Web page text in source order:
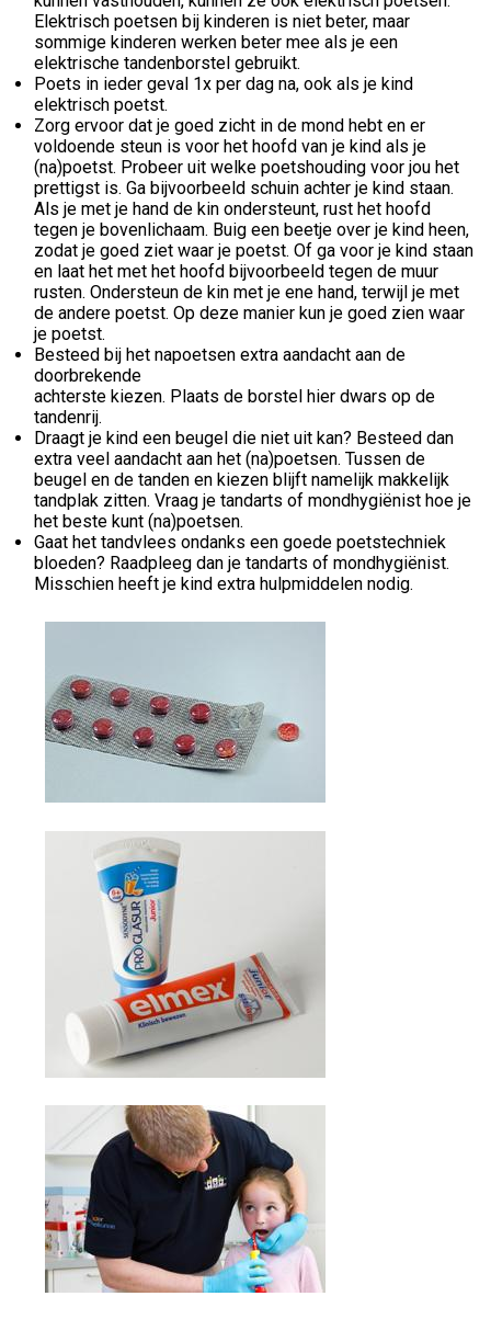
Elektrisch poetsen bij kinderen is niet beter, maar
sommige kinderen werken beter mee als je een
elektrische tandenborstel gebruikt.
Poets in ieder geval 1x per dag na, ook als je kind
elektrisch poetst.
Zorg ervoor dat je goed zicht in de mond hebt en er
voldoende steun is voor het hoofd van je kind als je
(na)poetst. Probeer uit welke poetshouding voor jou het
prettigst is. Ga bijvoorbeeld schuin achter je kind staan.
Als je met je hand de kin ondersteunt, rust het hoofd
tegen je bovenlichaam. Buig een beetje over je kind heen,
zodat je goed ziet waar je poetst. Of ga voor je kind staan
en laat het met het hoofd bijvoorbeeld tegen de muur
rusten. Ondersteun de kin met je ene hand, terwijl je met
de andere poetst. Op deze manier kun je goed zien waar
je poetst.
Besteed bij het napoetsen extra aandacht aan de
doorbrekende
achterste kiezen. Plaats de borstel hier dwars op de
tandenrij.
Draagt je kind een beugel die niet uit kan? Besteed dan
extra veel aandacht aan het (na)poetsen. Tussen de
beugel en de tanden en kiezen blijft namelijk makkelijk
tandplak zitten. Vraag je tandarts of mondhygiënist hoe je
het beste kunt (na)poetsen.
Gaat het tandvlees ondanks een goede poetstechniek
bloeden? Raadpleeg dan je tandarts of mondhygiënist.
Misschien heeft je kind extra hulpmiddelen nodig.